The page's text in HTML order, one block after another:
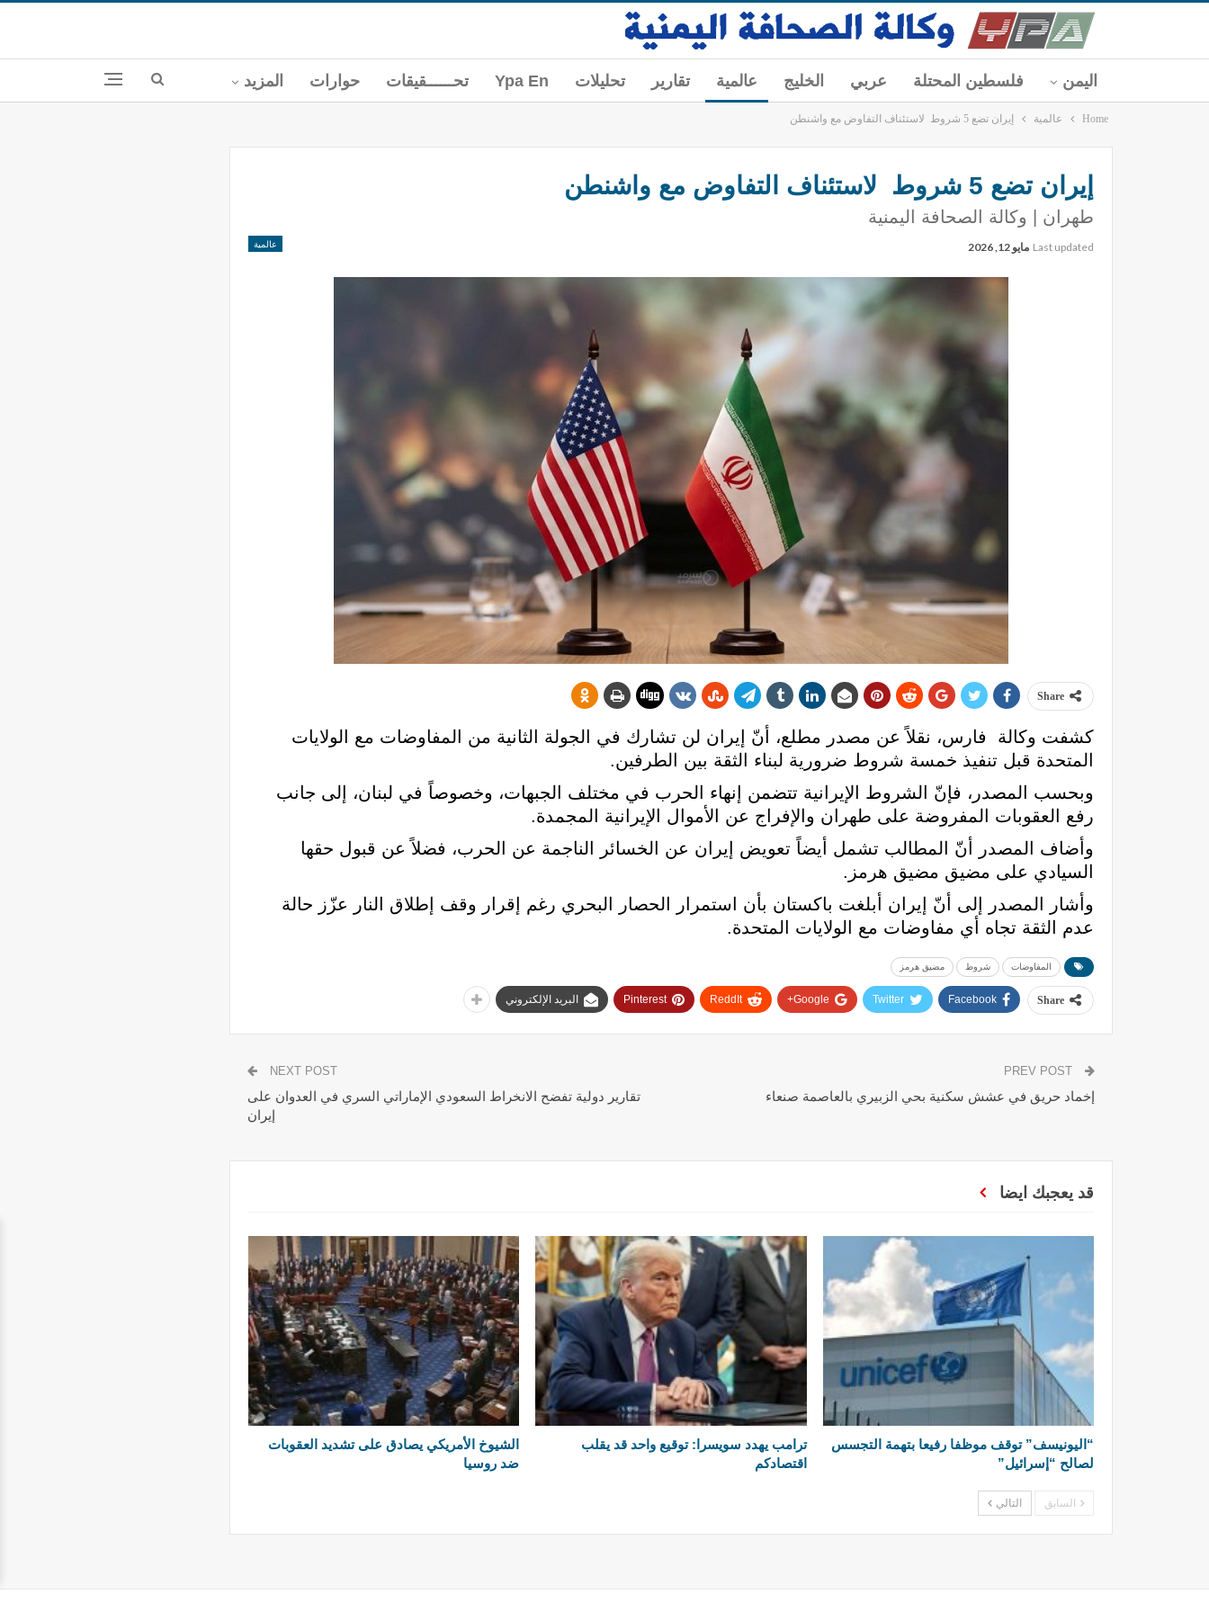
اليمن فلسطين المحتلة عربي الخليج عالمية تقارير تحليلات Ypa En تحــــــقيقات حوارات المزيد
Home عالمية إيران تضع 5 شروط لاستئناف التفاوض مع واشنطن
إيران تضع 5 شروط لاستئناف التفاوض مع واشنطن
طهران | وكالة الصحافة اليمنية
عالمية Last updated مايو 12, 2026
Share
كشفت وكالة فارس، نقلاً عن مصدر مطلع، أنّ إيران لن تشارك في الجولة الثانية من المفاوضات مع الولايات
المتحدة قبل تنفيذ خمسة شروط ضرورية لبناء الثقة بين الطرفين.
وبحسب المصدر، فإنّ الشروط الإيرانية تتضمن إنهاء الحرب في مختلف الجبهات، وخصوصاً في لبنان، إلى جانب
رفع العقوبات المفروضة على طهران والإفراج عن الأموال الإيرانية المجمدة.
وأضاف المصدر أنّ المطالب تشمل أيضاً تعويض إيران عن الخسائر الناجمة عن الحرب، فضلاً عن قبول حقها
السيادي على مضيق مضيق هرمز.
وأشار المصدر إلى أنّ إيران أبلغت باكستان بأن استمرار الحصار البحري رغم إقرار وقف إطلاق النار عزّز حالة
عدم الثقة تجاه أي مفاوضات مع الولايات المتحدة.
المفاوضات شروط مضيق هرمز
Share
Facebook
Twitter
Google+
ReddIt
Pinterest البريد الإلكتروني
إخماد حريق في عشش سكنية بحي الزبيري بالعاصمة صنعاء
NEXT POST
تقارير دولية تفضح الانخراط السعودي الإماراتي السري في العدوان على
إيران
قد يعجبك ايضا
“اليونيسف” توقف موظفا رفيعا بتهمة التجسس
لصالح “إسرائيل”
ترامب يهدد سويسرا: توقيع واحد قد يقلب
اقتصادكم
الشيوخ الأمريكي يصادق على تشديد العقوبات
ضد روسيا
السابق التالي